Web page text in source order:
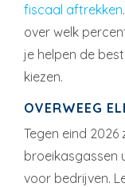
fiscaal aftrekken
over welk
je helpen de
kiezen.
OVERWEEG
Tegen eind 2026
broeikasgassen
voor bedrijven.